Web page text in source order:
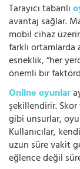
Tarayıcı tabanlı
avantaj sağlar.
mobil cihaz
farklı ortamlarda
esneklik, “her
önemli bir
Online oyunlar
şekillendirir.
gibi unsurlar,
Kullanıcılar,
uzun süre vakit
eğlence değil